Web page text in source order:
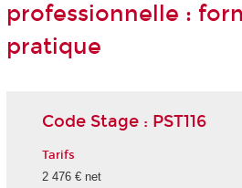
professionnelle :
pratique
Code Stage : PST116
Tarifs
2 476 € net